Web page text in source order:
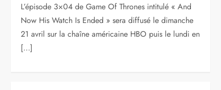
L’épisode 3×04 de Game Of Thrones intitulé « And
Now His Watch Is Ended » sera diffusé le dimanche
21 avril sur la chaîne américaine HBO puis le lundi en
[…]